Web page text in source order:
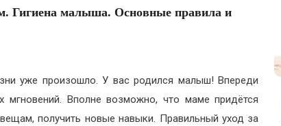
Гигиена малыша. Основные правила и
уже произошло. У вас родился малыш! Впереди
мгновений. Вполне возможно, что маме придётся
получить новые навыки. Правильный уход за